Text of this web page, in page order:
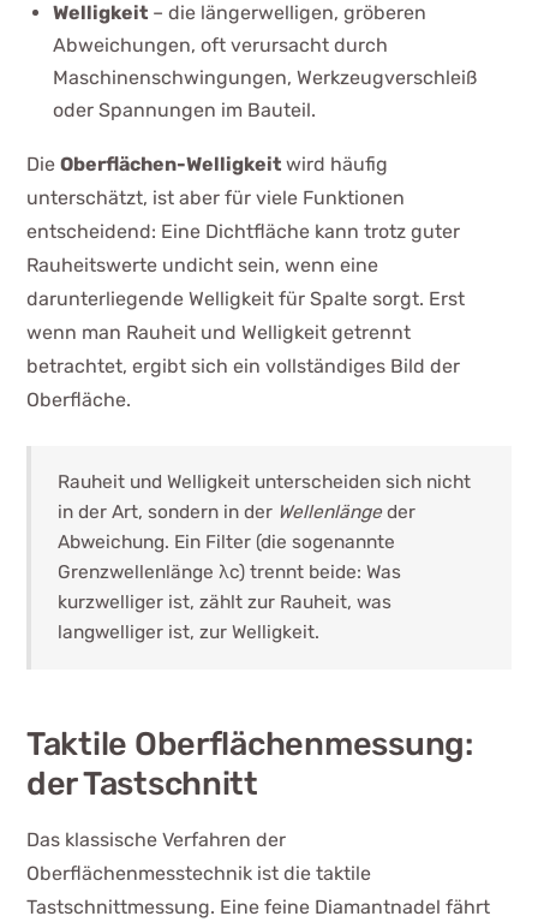
Welligkeit – die längerwelligen, gröberen
Abweichungen, oft verursacht durch
Maschinenschwingungen, Werkzeugverschleiß
oder Spannungen im Bauteil.
Die Oberflächen-Welligkeit wird häufig
unterschätzt, ist aber für viele Funktionen
entscheidend: Eine Dichtfläche kann trotz guter
Rauheitswerte undicht sein, wenn eine
darunterliegende Welligkeit für Spalte sorgt. Erst
wenn man Rauheit und Welligkeit getrennt
betrachtet, ergibt sich ein vollständiges Bild der
Oberfläche.
Rauheit und Welligkeit unterscheiden sich nicht
in der Art, sondern in der Wellenlängeder
Abweichung. Ein Filter (die sogenannte
Grenzwellenlänge λc) trennt beide: Was
kurzwelliger ist, zählt zur Rauheit, was
langwelliger ist, zur Welligkeit.
Taktile Oberflächenmessung:
der Tastschnitt
Das klassische Verfahren der
Oberflächenmesstechnik ist die taktile
Tastschnittmessung. Eine feine Diamantnadel fährt